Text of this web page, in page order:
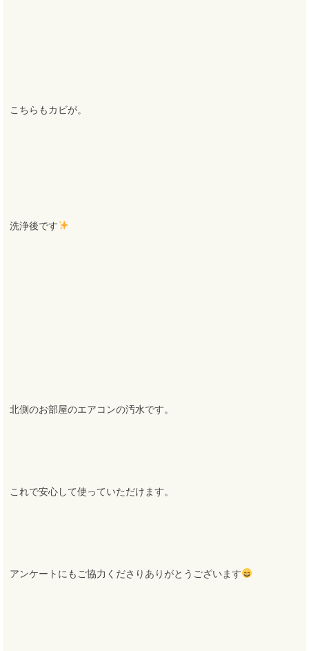
こちらもカビが。
洗浄後です
北側のお部屋のエアコンの汚水です。
これで安心して使っていただけます。
アンケートにもご協力くださりありがとうございます